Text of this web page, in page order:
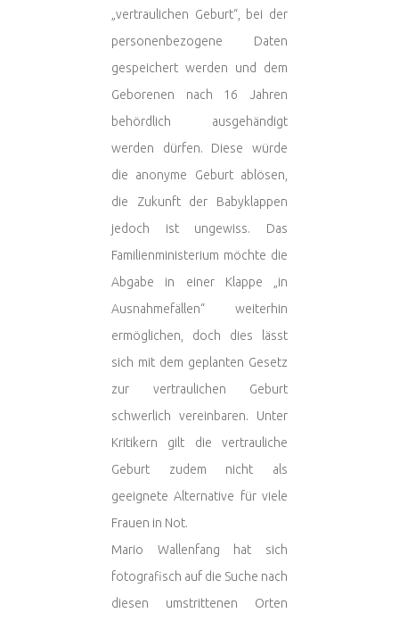
„vertraulichen Geburt“, bei der
personenbezogene Daten
gespeichert werden und dem
Geborenen nach 16 Jahren
behördlich ausgehändigt
werden dürfen. Diese würde
die anonyme Geburt ablösen,
die Zukunft der Babyklappen
jedoch ist ungewiss. Das
Familienministerium möchte die
Abgabe in einer Klappe „in
Ausnahmefällen“ weiterhin
ermöglichen, doch dies lässt
sich mit dem geplanten Gesetz
zur vertraulichen Geburt
schwerlich vereinbaren. Unter
Kritikern gilt die vertrauliche
Geburt zudem nicht als
geeignete Alternative für viele
Frauen in Not.
Mario Wallenfang hat sich
fotografisch auf die Suche nach
diesen umstrittenen Orten